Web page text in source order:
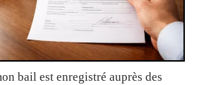
bail est enregistré auprès des